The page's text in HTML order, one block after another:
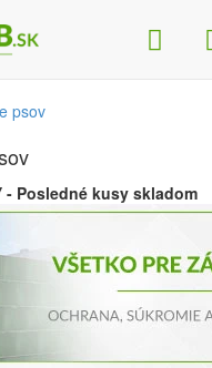
Search
psov
- Posledné kusy skladom